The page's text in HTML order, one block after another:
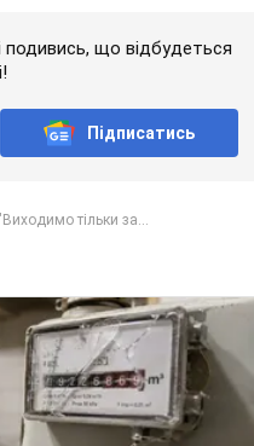
подивись, що відбудеться
Підписатись
"Виходимо тільки за...